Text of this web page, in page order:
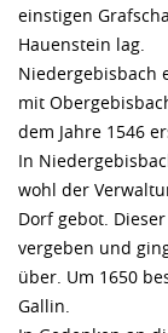
einstigen
Hauenstein lag.
Niedergebisbach
mit
dem Jahre 1546
In
wohl der
Dorf gebot.
vergeben und
über. Um 1650
Gallin.